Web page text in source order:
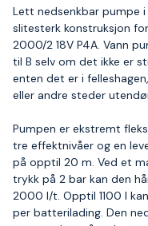
Lett nedsenkbar pumpe
slitesterk konstruksjon
2000/2 18V P4A. Vann
til B selv om det ikke er
enten det er i
eller andre steder
Pumpen er ekstremt
tre effektnivåer og en
på opptil 20 m. Ved et
trykk på 2 bar kan den
2000 l/t. Opptil 1100 l
per batterilading. Den